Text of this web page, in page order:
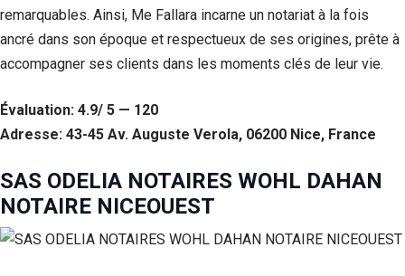
remarquables. Ainsi, Me Fallara incarne un notariat à la fois
ancré dans son époque et respectueux de ses origines, prête à
accompagner ses clients dans les moments clés de leur vie.
Évaluation: 4.9/ 5 — 120
Adresse: 43-45 Av. Auguste Verola, 06200 Nice, France
SAS ODELIA NOTAIRES WOHL DAHAN
NOTAIRE NICEOUEST
augmentez les
chances de
contenu et des
personnalisés.